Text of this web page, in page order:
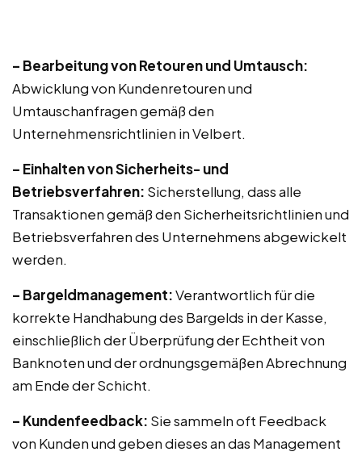
– Bearbeitung von Retouren und Umtausch:
Abwicklung von Kundenretouren und
Umtauschanfragen gemäß den
Unternehmensrichtlinien in Velbert.
– Einhalten von Sicherheits- und
Betriebsverfahren: Sicherstellung, dass alle
Transaktionen gemäß den Sicherheitsrichtlinien und
Betriebsverfahren des Unternehmens abgewickelt
werden.
– Bargeldmanagement:Verantwortlich für die
korrekte Handhabung des Bargelds in der Kasse,
einschließlich der Überprüfung der Echtheit von
Banknoten und der ordnungsgemäßen Abrechnung
am Ende der Schicht.
– Kundenfeedback: Sie sammeln oft Feedback
von Kunden und geben dieses an das Management